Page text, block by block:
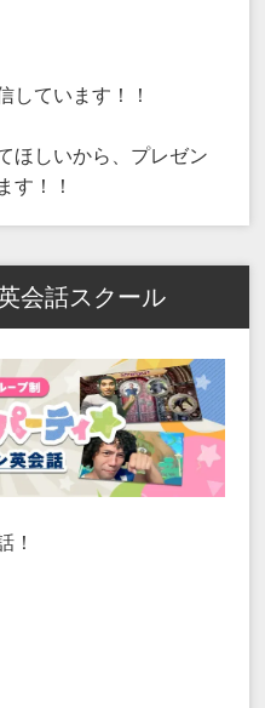
しています！！
ほしいから、プレゼン
す！！
会話スクール
！